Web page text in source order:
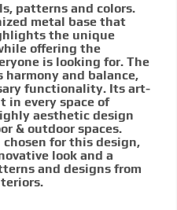
patterns and colors.
metal base that
the unique
offering the
is looking for. The
harmony and balance,
functionality. Its art-
in every space of
aesthetic design
& outdoor spaces.
for this design,
look and a
and designs from